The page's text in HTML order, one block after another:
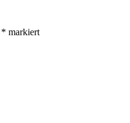
* markiert